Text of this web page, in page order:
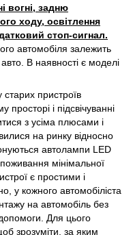
вогні, задню
ходу, освітлення
стоп-сигнал.
автомобіля залежить
В наявності є моделі
пристроїв
і підсвічуванні
з усіма плюсами і
на ринку відносно
автолампи LED
мінімальної
є простими і
у кожного автомобіліста
на автомобіль без
Для цього
зрозуміти, за яким